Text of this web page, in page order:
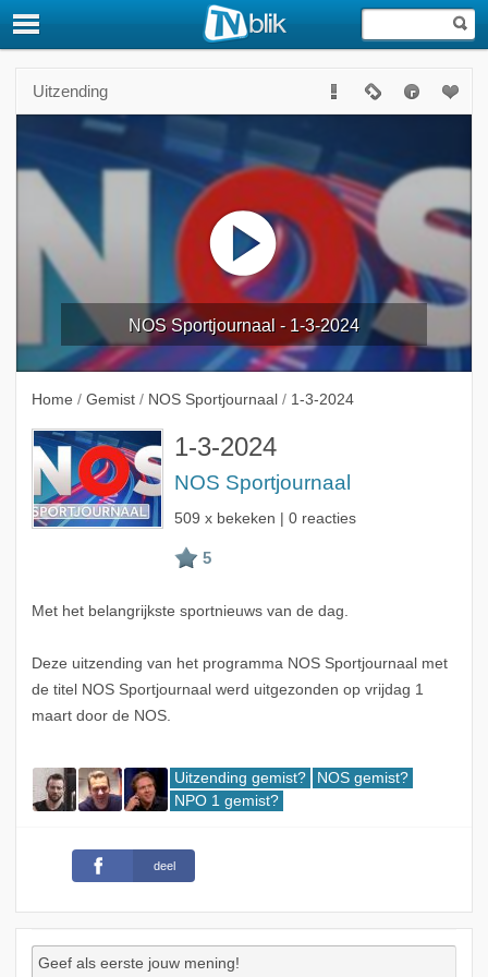
Uitzending
NOS Sportjournaal - 1-3-2024
Home / Gemist / NOS Sportjournaal / 1-3-2024
1-3-2024
NOS Sportjournaal
509 x bekeken | 0 reacties
Met het belangrijkste sportnieuws van de dag.
Deze uitzending van het programma NOS Sportjournaal met
de titel NOS Sportjournaal werd uitgezonden op vrijdag 1
maart door de NOS.
Uitzending gemist?
NOS gemist?
NPO 1 gemist?
deel